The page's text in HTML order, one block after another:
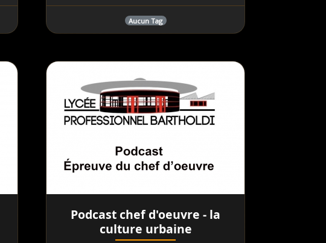
Aucun Tag
Podcast chef d'oeuvre - la
culture urbaine